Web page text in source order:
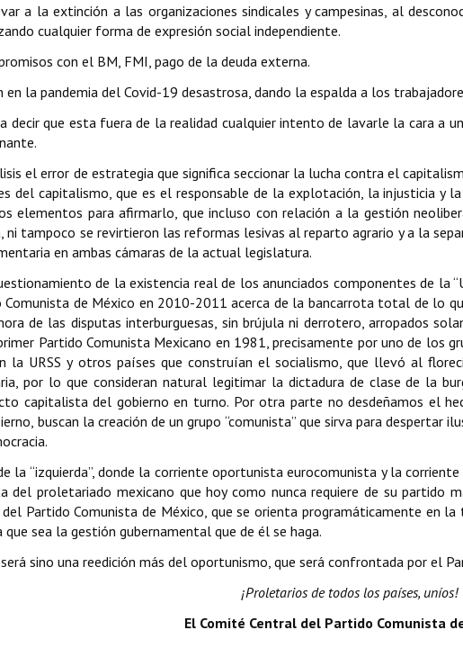
a la extinción a las organizaciones sindicales y campesinas, al
cualquier forma de expresión social independiente.
con el BM, FMI, pago de la deuda externa.
la pandemia del Covid-19 desastrosa, dando la espalda a los
decir que esta fuera de la realidad cualquier intento de lavarle la cara a
el error de estrategia que significa seccionar la lucha contra el
del capitalismo, que es el responsable de la explotación, la injusticia y
elementos para afirmarlo, que incluso con relación a la gestión
tampoco se revirtieron las reformas lesivas al reparto agrario y a la
en ambas cámaras de la actual legislatura.
de la existencia real de los anunciados componentes de la
de México en 2010-2011 acerca de la bancarrota total de lo
de las disputas interburguesas, sin brújula ni derrotero, arropados
Partido Comunista Mexicano en 1981, precisamente por uno de los
la URSS y otros países que construían el socialismo, que llevó al
por lo que consideran natural legitimar la dictadura de clase de la
capitalista del gobierno en turno. Por otra parte no desdeñamos el
buscan la creación de un grupo “comunista” que sirva para despertar
la “izquierda”, donde la corriente oportunista eurocomunista y la
del proletariado mexicano que hoy como nunca requiere de su partido
del Partido Comunista de México, que se orienta programáticamente en
sea la gestión gubernamental que de él se haga.
será sino una reedición más del oportunismo, que será confrontada por el
¡Proletarios de todos los países, uníos!
El Comité Central del Partido Comunista